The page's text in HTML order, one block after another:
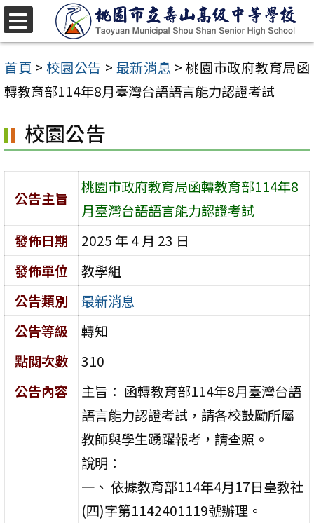
跳
至
主
要
容
區
首頁 > 校園公告 > 最新消息 > 桃園市政府教育局函
轉教育部114年8月臺灣台語語言能力認證考試
校園公告
公告主旨
桃園市政府教育局函轉教育部114年8
月臺灣台語語言能力認證考試
發佈日期
2025 年 4 月 23 日
發佈單位
教學組
公告類別
最新消息
公告等級
轉知
點閱次數
310
公告內容
主旨： 函轉教育部114年8月臺灣台語
語言能力認證考試，請各校鼓勵所屬
教師與學生踴躍報考，請查照。
說明：
一、 依據教育部114年4月17日臺教社
(四)字第1142401119號辦理。
選
單